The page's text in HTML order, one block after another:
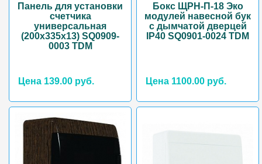
Панель для установки
счетчика
универсальная
(200х335х13) SQ0909-
0003 TDM
Цена 139.00 руб.
Бокс ЩРН-П-18 Эко
модулей навесной бук
с дымчатой дверцей
IP40 SQ0901-0024 TDM
Цена 1100.00 руб.